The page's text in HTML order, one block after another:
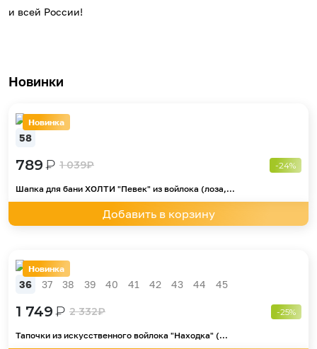
и всей России!
Новинки
Новинка
58
789₽ 1 039₽ -24%
Шапка для бани ХОЛТИ "Певек" из войлока (лоза,...
Добавить в корзину
Новинка
36 37 38 39 40 41 42 43 44 45
1 749₽ 2 332₽ -25%
Тапочки из искусственного войлока "Находка" (...